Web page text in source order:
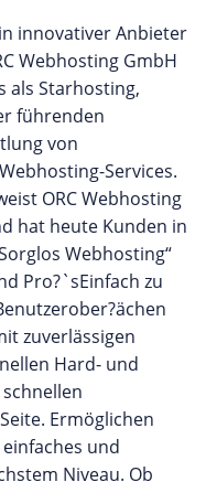
innovativer Anbieter
Webhosting GmbH
als Starhosting,
führenden
von
Services.
ORC Webhosting
hat heute Kunden in
Webhosting“
Pro?`sEinfach zu
zuverlässigen
Hard- und
Ermöglichen
und
Niveau. Ob